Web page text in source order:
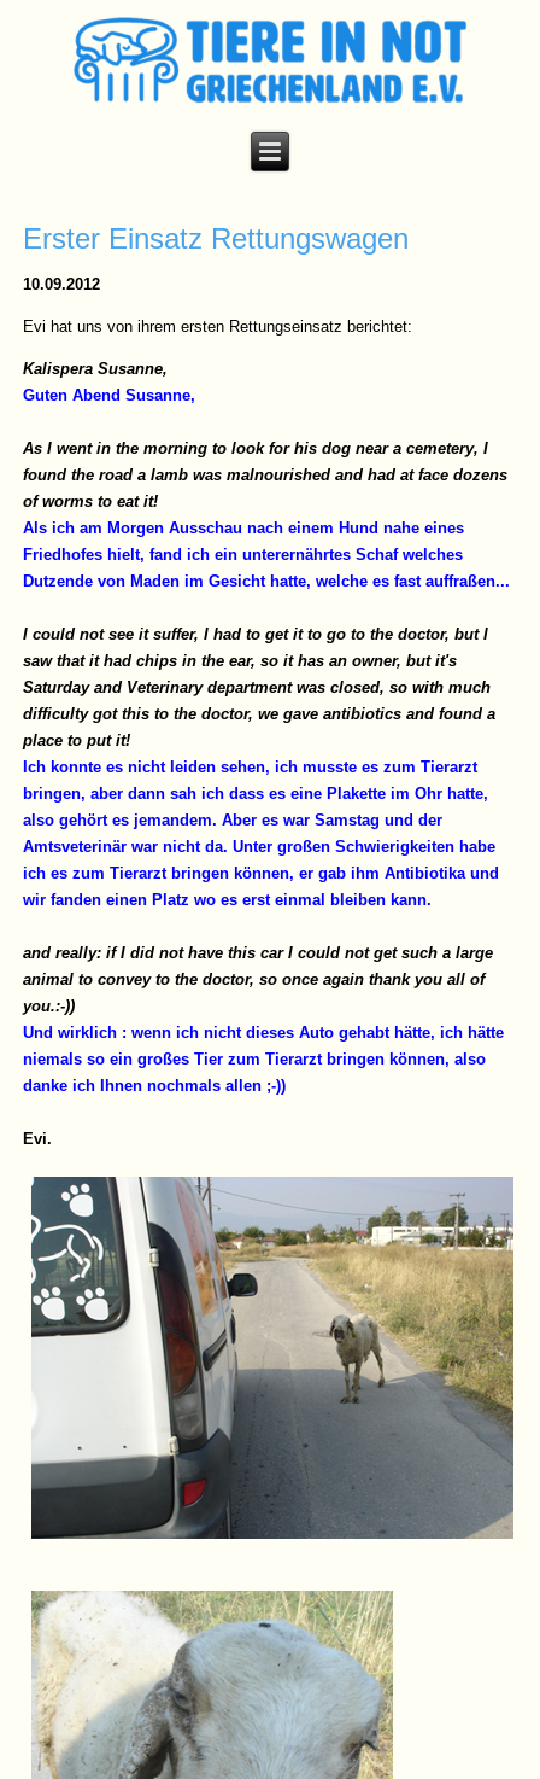
Erster Einsatz Rettungswagen
10.09.2012
Evi hat uns von ihrem ersten Rettungseinsatz berichtet:
Kalispera Susanne,
Guten Abend Susanne,
As I went in the morning to look for his dog near a cemetery, I
found the road a lamb was malnourished and had at face dozens
of worms to eat it!
Als ich am Morgen Ausschau nach einem Hund nahe eines
Friedhofes hielt, fand ich ein unterernährtes Schaf welches
Dutzende von Maden im Gesicht hatte, welche es fast auffraßen...
I could not see it suffer, I had to get it to go to the doctor, but I
saw that it had chips in the ear, so it has an owner, but it's
Saturday and Veterinary department was closed, so with much
difficulty got this to the doctor, we gave antibiotics and found a
place to put it!
Ich konnte es nicht leiden sehen, ich musste es zum Tierarzt
bringen, aber dann sah ich dass es eine Plakette im Ohr hatte,
also gehört es jemandem. Aber es war Samstag und der
Amtsveterinär war nicht da. Unter großen Schwierigkeiten habe
ich es zum Tierarzt bringen können, er gab ihm Antibiotika und
wir fanden einen Platz wo es erst einmal bleiben kann.
and really: if I did not have this car I could not get such a large
animal to convey to the doctor, so once again thank you all of
you.:-))
Und wirklich : wenn ich nicht dieses Auto gehabt hätte, ich hätte
niemals so ein großes Tier zum Tierarzt bringen können, also
danke ich Ihnen nochmals allen ;-))
Evi.